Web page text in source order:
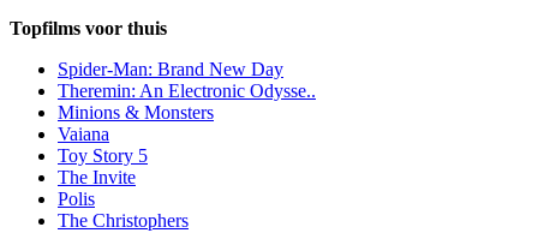
Topfilms voor thuis
Spider-Man: Brand New Day
Theremin: An Electronic Odysse..
Minions & Monsters
Vaiana
Toy Story 5
The Invite
Polis
The Christophers